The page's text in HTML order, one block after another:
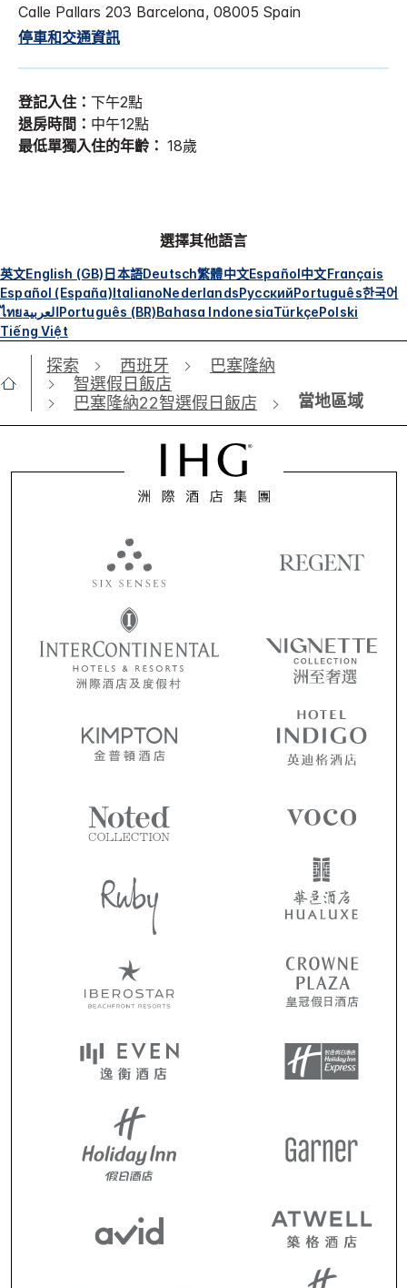
Calle Pallars 203 Barcelona, 08005 Spain
停車和交通資訊
登記入住： 下午2點
退房時間： 中午12點
最低單獨入住的年齡： 18歲
選擇其他語言
英文English (GB)日本語Deutsch繁體中文Español中文Français
Español (España)ItalianoNederlandsРусскийPortuguês한국어
ไทยالعربيةPortuguês (BR)Bahasa IndonesiaTürkçePolski
Tiếng Việt
探索 西班牙
巴塞隆納
智選假日飯店
巴塞隆納22智選假日飯店
當地區域